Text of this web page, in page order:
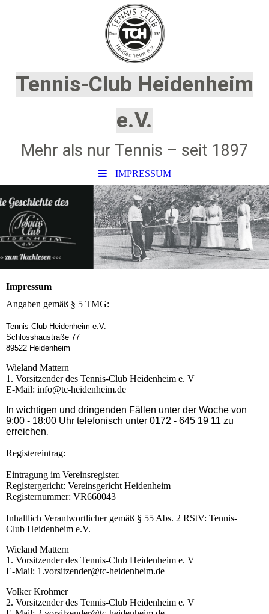
Tennis-Club Heidenheim
e.V.
Mehr als nur Tennis – seit 1897
IMPRESSUM
Impressum
Angaben gemäß § 5 TMG:
Tennis-Club Heidenheim e.V.
Schlosshaustraße 77
89522 Heidenheim
Wieland Mattern
1. Vorsitzender des Tennis-Club Heidenheim e. V
E-Mail: info@tc-heidenheim.de
In wichtigen und dringenden Fällen unter der Woche von
9:00 - 18:00 Uhr telefonisch unter 0172 - 645 19 11 zu
erreichen.
Registereintrag:
Eintragung im Vereinsregister.
Registergericht: Vereinsgericht Heidenheim
Registernummer: VR660043
Inhaltlich Verantwortlicher gemäß § 55 Abs. 2 RStV: Tennis-
Club Heidenheim e.V.
Wieland Mattern
1. Vorsitzender des Tennis-Club Heidenheim e. V
E-Mail: 1.vorsitzender@tc-heidenheim.de
Volker Krohmer
2. Vorsitzender des Tennis-Club Heidenheim e. V